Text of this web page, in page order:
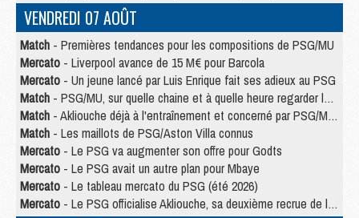
VENDREDI 07 AOÛT
Match - Premières tendances pour les compositions de PSG/MU
Mercato - Liverpool avance de 15 M€ pour Barcola
Mercato - Un jeune lancé par Luis Enrique fait ses adieux au PSG
Match - PSG/MU, sur quelle chaine et à quelle heure regarder le match ?
Match - Akliouche déjà à l'entraînement et concerné par PSG/MU ?
Match - Les maillots de PSG/Aston Villa connus
Mercato - Le PSG va augmenter son offre pour Godts
Mercato - Le PSG avait un autre plan pour Mbaye
Mercato - Le tableau mercato du PSG (été 2026)
Mercato - Le PSG officialise Akliouche, sa deuxième recrue de l’été